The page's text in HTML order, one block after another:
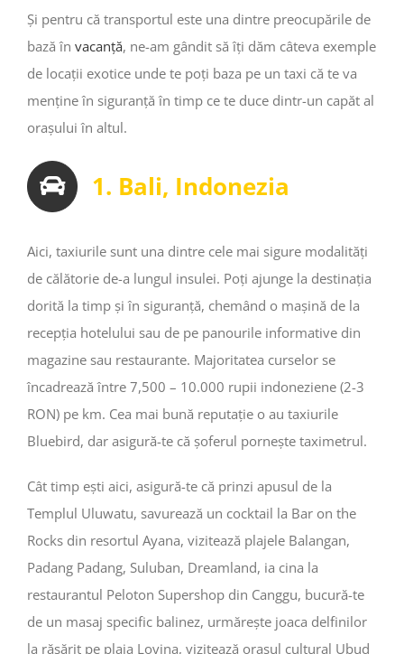
Și pentru că transportul este una dintre preocupările de
bază în vacanță, ne-am gândit să îți dăm câteva exemple
de locații exotice unde te poți baza pe un taxi că te va
menține în siguranță în timp ce te duce dintr-un capăt al
orașului în altul.
1. Bali, Indonezia
Aici, taxiurile sunt una dintre cele mai sigure modalități
de călătorie de-a lungul insulei. Poți ajunge la destinația
dorită la timp și în siguranță, chemând o mașină de la
recepția hotelului sau de pe panourile informative din
magazine sau restaurante. Majoritatea curselor se
încadrează între 7,500 – 10.000 rupii indoneziene (2-3
RON) pe km. Cea mai bună reputație o au taxiurile
Bluebird, dar asigură-te că șoferul pornește taximetrul.
Cât timp ești aici, asigură-te că prinzi apusul de la
Templul Uluwatu, savurează un cocktail la Bar on the
Rocks din resortul Ayana, vizitează plajele Balangan,
Padang Padang, Suluban, Dreamland, ia cina la
restaurantul Peloton Supershop din Canggu, bucură-te
de un masaj specific balinez, urmărește joaca delfinilor
la răsărit pe plaja Lovina, vizitează orașul cultural Ubud